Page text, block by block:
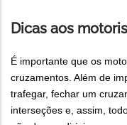
Dicas aos
É importante que os
cruzamentos. Além de
trafegar, fechar um
interseções e, assim,